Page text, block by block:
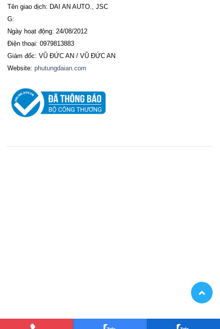
Tên giao dịch: DAI AN AUTO., JSC
G:
Ngày hoạt động: 24/08/2012
Điện thoại: 0979813883
Giám đốc: VŨ ĐỨC AN / VŨ ĐỨC AN
Website: phutungdaian.com